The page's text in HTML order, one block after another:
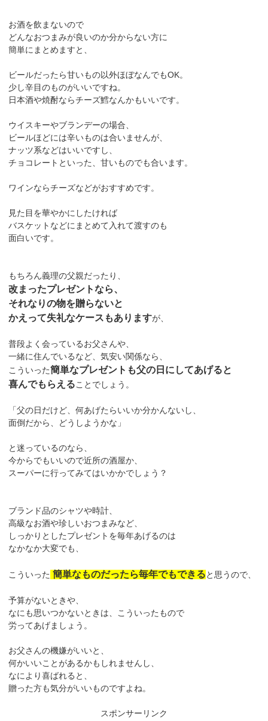
お酒を飲まないので
どんなおつまみが良いのか分からない方に
簡単にまとめますと、
ビールだったら甘いもの以外ほぼなんでもOK。
少し辛目のものがいいですね。
日本酒や焼酎ならチーズ鱈なんかもいいです。
ウイスキーやブランデーの場合、
ビールほどには辛いものは合いませんが、
ナッツ系などはいいですし、
チョコレートといった、甘いものでも合います。
ワインならチーズなどがおすすめです。
見た目を華やかにしたければ
バスケットなどにまとめて入れて渡すのも
面白いです。
もちろん義理の父親だったり、
改まったプレゼントなら、
それなりの物を贈らないと
かえって失礼なケースもありますが、
普段よく会っているお父さんや、
一緒に住んでいるなど、気安い関係なら、
こういった簡単なプレゼントも父の日にしてあげると
喜んでもらえることでしょう。
「父の日だけど、何あげたらいいか分かんないし、
面倒だから、どうしようかな」
と迷っているのなら、
今からでもいいので近所の酒屋か、
スーパーに行ってみてはいかかでしょう？
ブランド品のシャツや時計、
高級なお酒や珍しいおつまみなど、
しっかりとしたプレゼントを毎年あげるのは
なかなか大変でも、
こういった 簡単なものだったら毎年でもできると思うので、
予算がないときや、
なにも思いつかないときは、こういったもので
労ってあげましょう。
お父さんの機嫌がいいと、
何かいいことがあるかもしれませんし、
なにより喜ばれると、
贈った方も気分がいいものですよね。
スポンサーリンク